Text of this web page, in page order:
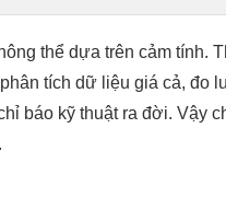
thể dựa trên cảm tính.
tích dữ liệu giá cả, đo
báo kỹ thuật ra đời. Vậy